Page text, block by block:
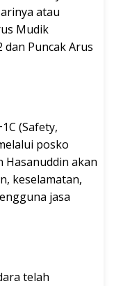
atau
Mudik
Puncak Arus
(Safety,
posko
Hasanuddin akan
keselamatan,
jasa
telah